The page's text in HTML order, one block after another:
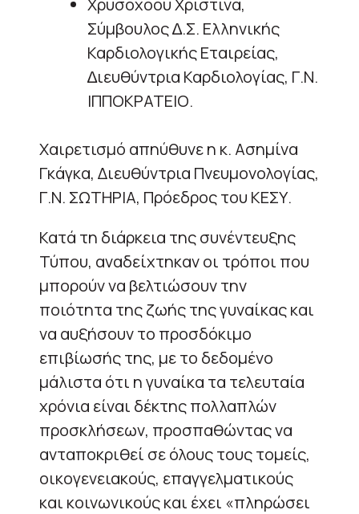
Σύµβουλος ∆.Σ. Ελληνικής
Καρδιολογικής Εταιρείας,
∆ιευθύντρια Καρδιολογίας, Γ.Ν.
ΙΠΠΟΚΡΑΤΕΙΟ.
Χαιρετισμό απηύθυνε η κ. Ασημίνα
Γκάγκα, Διευθύντρια Πνευμονολογίας,
Γ.Ν. ΣΩΤΗΡΙΑ, Πρόεδρος του ΚΕΣΥ.
Κατά τη διάρκεια της συνέντευξης
Τύπου, αναδείχτηκαν οι τρόποι που
μπορούν να βελτιώσουν την
ποιότητα της ζωής της γυναίκας και
να αυξήσουν το προσδόκιμο
επιβίωσής της, με το δεδομένο
μάλιστα ότι η γυναίκα τα τελευταία
χρόνια είναι δέκτης πολλαπλών
προσκλήσεων, προσπαθώντας να
ανταποκριθεί σε όλους τους τομείς,
οικογενειακούς, επαγγελματικούς
και κοινωνικούς και έχει «πληρώσει